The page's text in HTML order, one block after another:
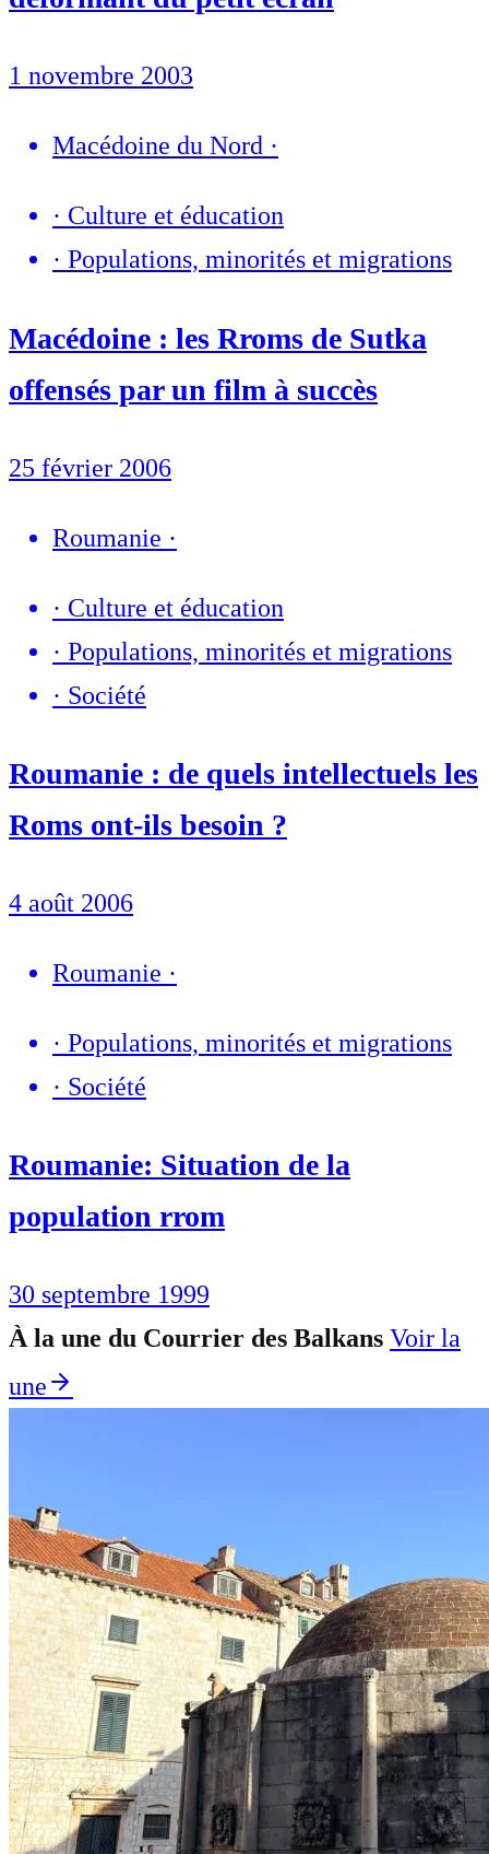
1 novembre 2003
Macédoine du Nord ·
· Culture et éducation
· Populations, minorités et migrations
Macédoine : les Rroms de Sutka
offensés par un film à succès
25 février 2006
Roumanie ·
· Culture et éducation
· Populations, minorités et migrations
· Société
Roumanie : de quels intellectuels les
Roms ont-ils besoin ?
4 août 2006
Roumanie ·
· Populations, minorités et migrations
· Société
Roumanie: Situation de la
population rrom
30 septembre 1999
À la une du Courrier des Balkans Voir la
une